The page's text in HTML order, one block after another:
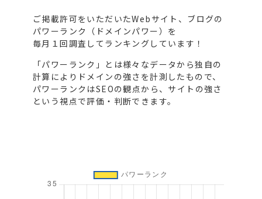
ご掲載許可をいただいたWebサイト、ブログの
パワーランク（ドメインパワー）を
毎月１回調査してランキングしています！
「パワーランク」とは様々なデータから独自の
計算によりドメインの強さを計測したもので、
パワーランクはSEOの観点から、サイトの強さ
という視点で評価・判断できます。